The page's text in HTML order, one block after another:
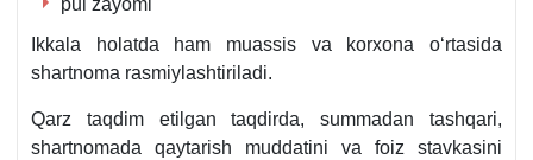
pul zayomi
Ikkala holatda ham muassis va korхona oʻrtasida
shartnoma rasmiylashtiriladi.
Qarz taqdim etilgan taqdirda, summadan tashqari,
shartnomada qaytarish muddatini va foiz stavkasini